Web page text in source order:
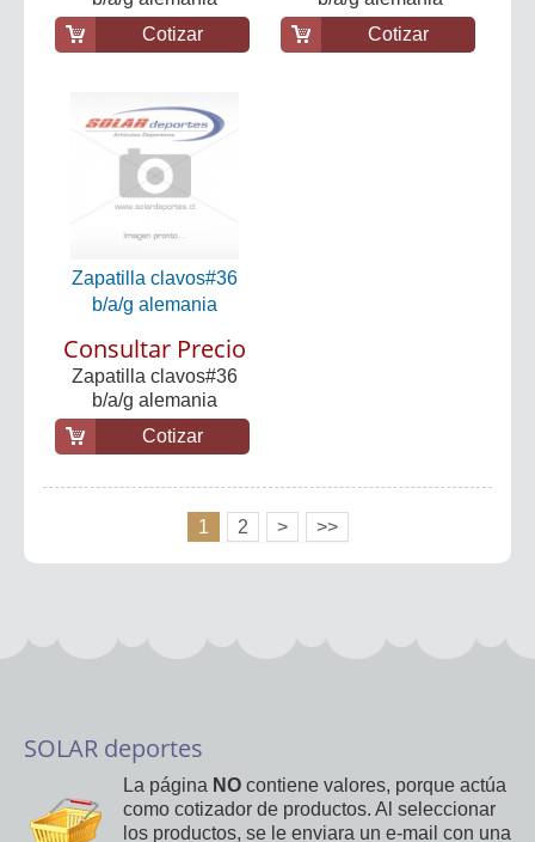
Cotizar
Cotizar
Zapatilla clavos#36
b/a/g alemania
Consultar Precio
Zapatilla clavos#36
b/a/g alemania
Cotizar
1 2 > >>
SOLAR deportes
La página NO contiene valores, porque actúa
como cotizador de productos. Al seleccionar
los productos, se le enviara un e-mail con una